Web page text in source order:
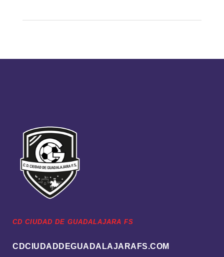
CD CIUDAD DE GUADALAJARA FS
CDCIUDADDEGUADALAJARAFS.COM